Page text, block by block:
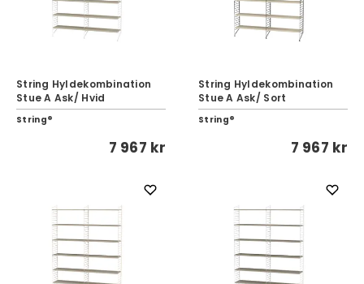
String Hyldekombination
Stue A Ask/ Hvid
String®
7 967 kr
String Hyldekombination
Stue A Ask/ Sort
String®
7 967 kr